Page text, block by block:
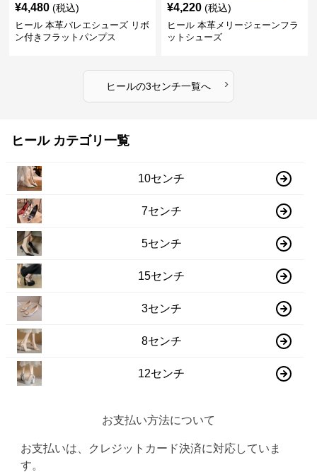
¥4,480 (税込)
ヒール 本革バレエシューズ リボ
ン付きフラットパンプス
¥4,220 (税込)
ヒール 本革メリージェーンフラ
ットシューズ
ヒールの3センチ一覧へ ›
ヒール カテゴリ一覧
10センチ
7センチ
5センチ
15センチ
3センチ
8センチ
12センチ
お支払い方法について
お支払いは、クレジットカード決済に対応していま
す。